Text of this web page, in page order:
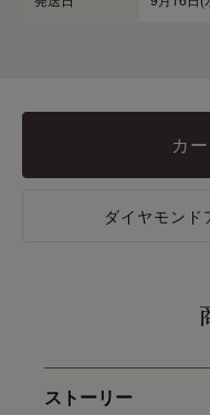
カ
ダイヤモンド
ストーリー